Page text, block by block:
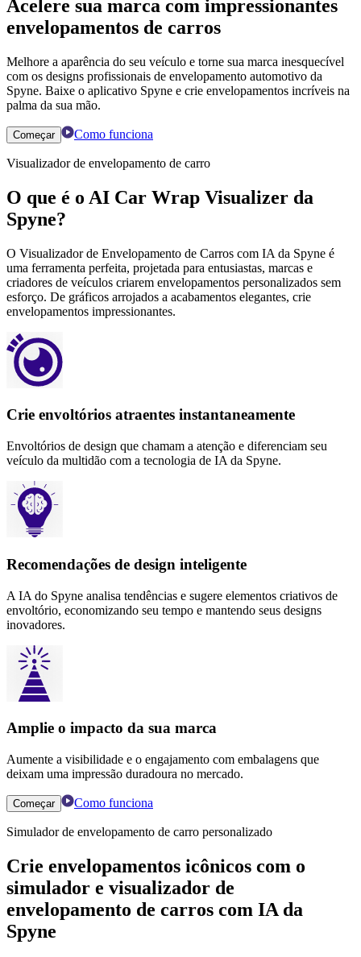
Acelere sua marca com impressionantes
envelopamentos de carros
Melhore a aparência do seu veículo e torne sua marca inesquecível
com os designs profissionais de envelopamento automotivo da
Spyne. Baixe o aplicativo Spyne e crie envelopamentos incríveis na
palma da sua mão.
Começar Como funciona
Visualizador de envelopamento de carro
O que é o AI Car Wrap Visualizer da
Spyne?
O Visualizador de Envelopamento de Carros com IA da Spyne é
uma ferramenta perfeita, projetada para entusiastas, marcas e
criadores de veículos criarem envelopamentos personalizados sem
esforço. De gráficos arrojados a acabamentos elegantes, crie
envelopamentos impressionantes.
Crie envoltórios atraentes instantaneamente
Envoltórios de design que chamam a atenção e diferenciam seu
veículo da multidão com a tecnologia de IA da Spyne.
Recomendações de design inteligente
A IA do Spyne analisa tendências e sugere elementos criativos de
envoltório, economizando seu tempo e mantendo seus designs
inovadores.
Amplie o impacto da sua marca
Aumente a visibilidade e o engajamento com embalagens que
deixam uma impressão duradoura no mercado.
Começar Como funciona
Simulador de envelopamento de carro personalizado
Crie envelopamentos icônicos com o
simulador e visualizador de
envelopamento de carros com IA da
Spyne